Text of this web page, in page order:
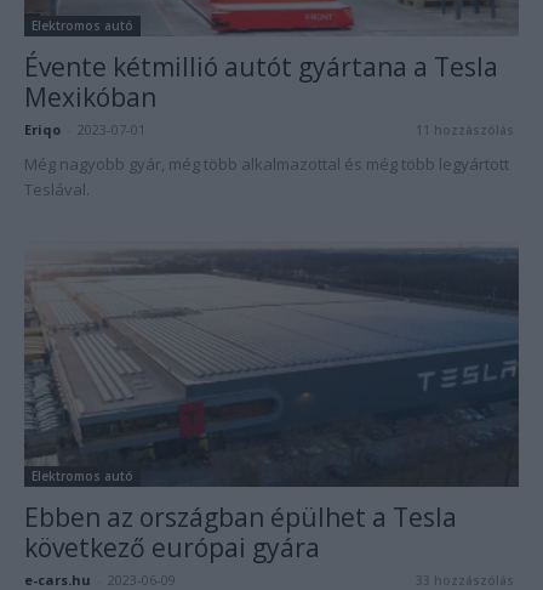
Elektromos autó
Évente kétmillió autót gyártana a Tesla
Mexikóban
Eriqo 2023-07-01 11 hozzászólás
Még nagyobb gyár, még több alkalmazottal és még több legyártott
Teslával.
Elektromos autó
Ebben az országban épülhet a Tesla
következő európai gyára
e-cars.hu 2023-06-09 33 hozzászólás